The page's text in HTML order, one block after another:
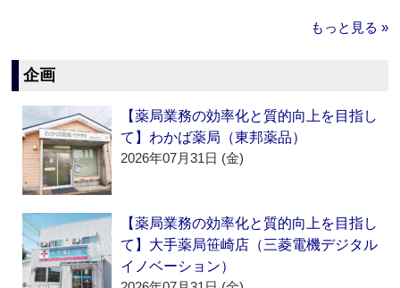
もっと見る »
企画
【薬局業務の効率化と質的向上を目指し
て】わかば薬局（東邦薬品）
2026年07月31日 (金)
【薬局業務の効率化と質的向上を目指し
て】大手薬局笹崎店（三菱電機デジタル
イノベーション）